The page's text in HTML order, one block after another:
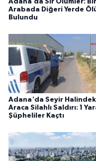
Adana’da Sır Ölümler: Biri
Arabada Diğeri Yerde
Bulundu
Adana'da Seyir
Araca Silahlı Saldırı: 1
Şüpheliler Kaçtı